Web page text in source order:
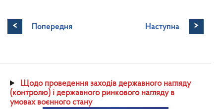
< Попередня Наступна >
Щодо проведення заходів державного нагляду
(контролю) і державного ринкового нагляду в
умовах воєнного стану